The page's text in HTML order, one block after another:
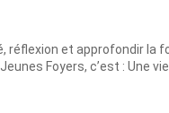
réflexion et approfondir la
Foyers, c’est : Une vie